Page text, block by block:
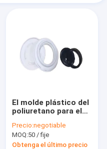
El molde plástico del
poliuretano para el
polvo filtro la
tapadera
Precio:negotiable
MOQ:50 / fije
Obtenga el último precio